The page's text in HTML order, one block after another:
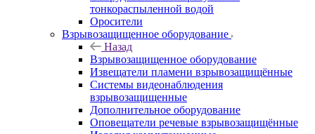
тонкораспыленной водой
Оросители
Взрывозащищенное оборудование
Назад
Взрывозащищенное оборудование
Извещатели пламени взрывозащищённые
Системы видеонаблюдения
взрывозащищенные
Дополнительное оборудование
Оповещатели речевые взрывозащищённые